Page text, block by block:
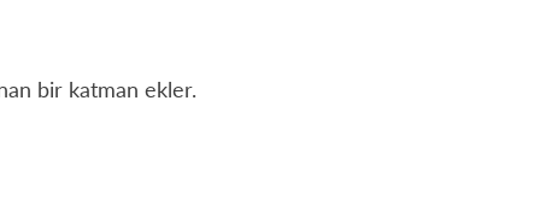
bir katman ekler.